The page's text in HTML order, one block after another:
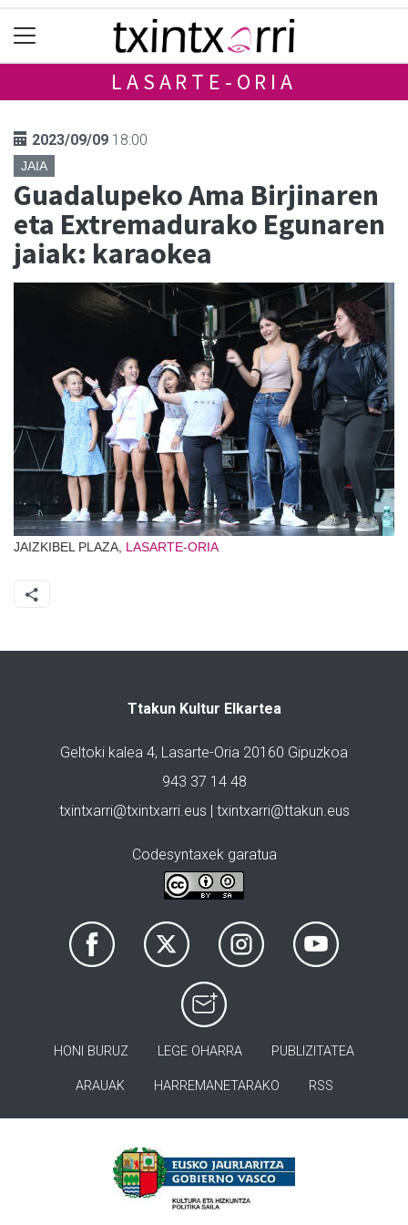
LASARTE-ORIA
2023/09/09 18:00
JAIA
Guadalupeko Ama Birjinaren
eta Extremadurako Egunaren
jaiak: karaokea
JAIZKIBEL PLAZA, LASARTE-ORIA
Ttakun Kultur Elkartea
Geltoki kalea 4, Lasarte-Oria 20160 Gipuzkoa
943 37 14 48
txintxarri@txintxarri.eus | txintxarri@ttakun.eus
Codesyntaxek garatua
HONI BURUZ LEGE OHARRA PUBLIZITATEA
ARAUAK HARREMANETARAKO RSS